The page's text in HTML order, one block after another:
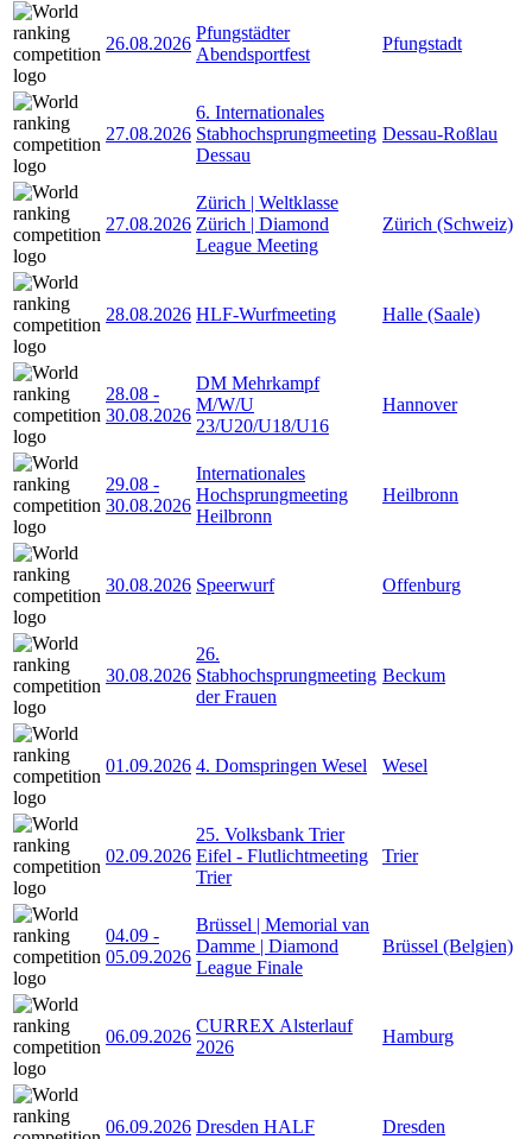
26.08.2026
Pfungstädter
Abendsportfest
Pfungstadt
27.08.2026
6. Internationales
Stabhochsprungmeeting
Dessau
Dessau-Roßlau
27.08.2026
Zürich | Weltklasse
Zürich | Diamond
League Meeting
Zürich (Schweiz)
28.08.2026 HLF-Wurfmeeting Halle (Saale)
28.08 -
30.08.2026
DM Mehrkampf
M/W/U
23/U20/U18/U16
Hannover
29.08 -
30.08.2026
Internationales
Hochsprungmeeting
Heilbronn
Heilbronn
30.08.2026 Speerwurf Offenburg
30.08.2026
26.
Stabhochsprungmeeting
der Frauen
Beckum
01.09.2026 4. Domspringen Wesel Wesel
02.09.2026
25. Volksbank Trier
Eifel - Flutlichtmeeting
Trier
Trier
04.09 -
05.09.2026
Brüssel | Memorial van
Damme | Diamond
League Finale
Brüssel (Belgien)
06.09.2026
CURREX Alsterlauf
2026
Hamburg
06.09.2026 Dresden HALF Dresden